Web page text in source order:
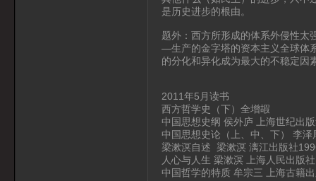
是历史进步的根由。
题外：西方所形成的体系外侵性
—生产的金字塔的资本主义全球体
的分化和异化成为最大的不稳定因
2011年5月读书
西方哲学史（下）全增嘏
中国思想史纲 侯外庐 上海世纪出
中国思想史论（上、中、下） 李
梁漱溟自述 梁漱溟 漓江出版社
人心与人生 梁漱溟 上海人民出版
中国哲学的特质 牟宗三 上海古籍